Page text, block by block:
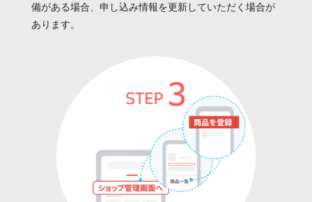
備がある場合、申し込み情報を更新していただく場合が
あります。